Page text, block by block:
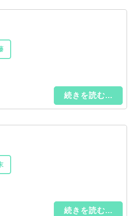
続きを読む...
続きを読む...